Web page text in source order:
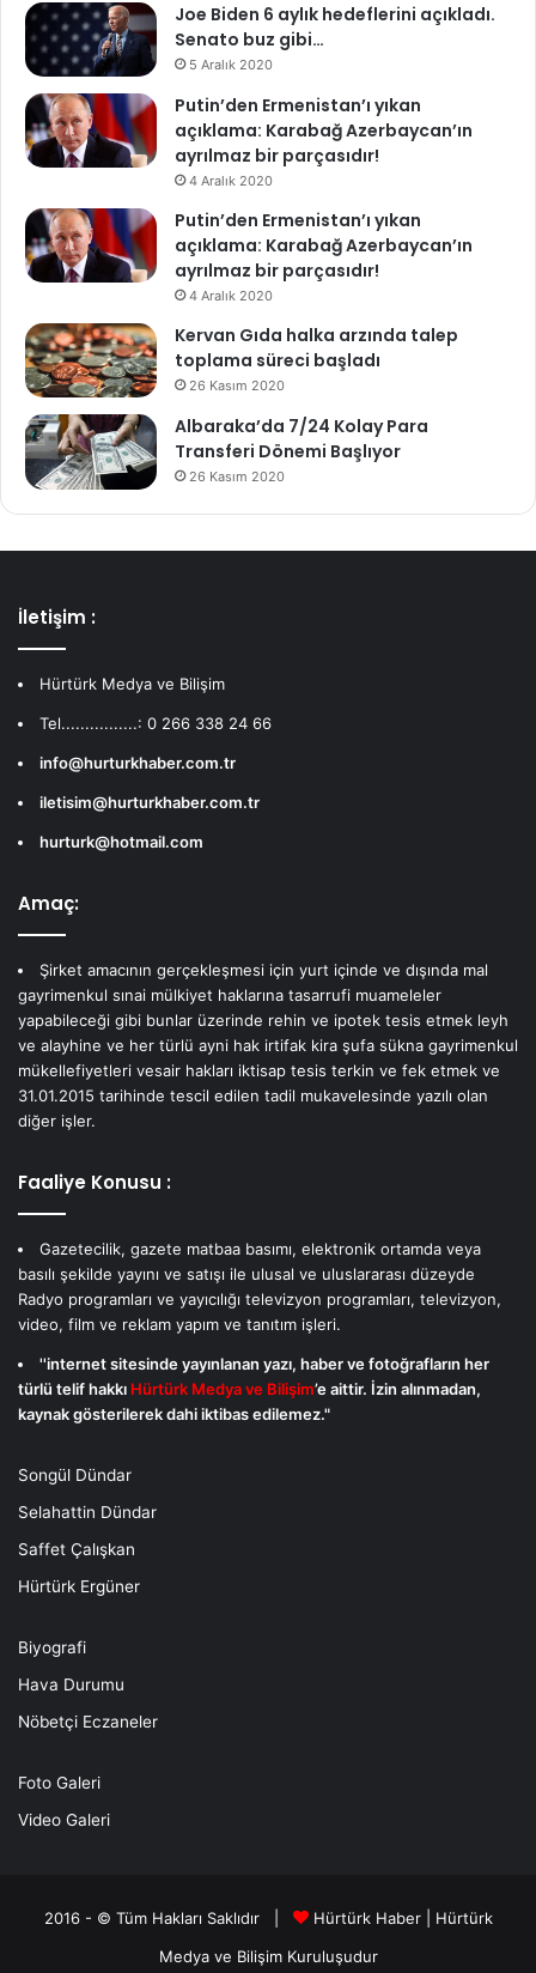
Joe Biden 6 aylık hedeflerini açıkladı.
Senato buz gibi…
5 Aralık 2020
Putin’den Ermenistan’ı yıkan
açıklama: Karabağ Azerbaycan’ın
ayrılmaz bir parçasıdır!
4 Aralık 2020
Putin’den Ermenistan’ı yıkan
açıklama: Karabağ Azerbaycan’ın
ayrılmaz bir parçasıdır!
4 Aralık 2020
Kervan Gıda halka arzında talep
toplama süreci başladı
26 Kasım 2020
Albaraka’da 7/24 Kolay Para
Transferi Dönemi Başlıyor
26 Kasım 2020
İletişim :
Hürtürk Medya ve Bilişim
Tel................: 0 266 338 24 66
info@hurturkhaber.com.tr
iletisim@hurturkhaber.com.tr
hurturk@hotmail.com
Amaç:
Şirket amacının gerçekleşmesi için yurt içinde ve dışında mal
gayrimenkul sınai mülkiyet haklarına tasarrufi muameleler
yapabileceği gibi bunlar üzerinde rehin ve ipotek tesis etmek leyh
ve alayhine ve her türlü ayni hak irtifak kira şufa sükna gayrimenkul
mükellefiyetleri vesair hakları iktisap tesis terkin ve fek etmek ve
31.01.2015 tarihinde tescil edilen tadil mukavelesinde yazılı olan
diğer işler.
Faaliye Konusu :
Gazetecilik, gazete matbaa basımı, elektronik ortamda veya
basılı şekilde yayını ve satışı ile ulusal ve uluslararası düzeyde
Radyo programları ve yayıcılığı televizyon programları, televizyon,
video, film ve reklam yapım ve tanıtım işleri.
''internet sitesinde yayınlanan yazı, haber ve fotoğrafların her
türlü telif hakkı Hürtürk Medya ve Bilişim’e aittir. İzin alınmadan,
kaynak gösterilerek dahi iktibas edilemez."
Songül Dündar
Selahattin Dündar
Saffet Çalışkan
Hürtürk Ergüner
Biyografi
Hava Durumu
Nöbetçi Eczaneler
Foto Galeri
Video Galeri
2016 - © Tüm Hakları Saklıdır | Hürtürk Haber
Hürtürk
Medya ve BilişimKuruluşudur